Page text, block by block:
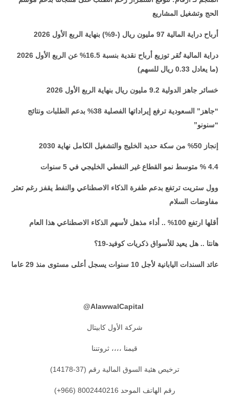
الحج وتشغيل المشاريع
أرباح دراية المالية 97 مليون ريال (-9%) بنهاية الربع الأول 2026
دراية المالية تُقر توزيع أرباح نقدية بنسبة 16.5% عن الربع الأول 2026
(ما يعادل 0.33 ريال للسهم)
خسائر جاهز الدولية 9.2 مليون ريال بنهاية الربع الأول 2026
“جاهز” السعودية ترفع إيراداتها الفصلية 38% بدعم الطلبات ونتائج
“سنونو”
إنجاز 50% من سكة حديد الخليج والتشغيل الكامل نهاية 2030
4.4 % متوسط نمو القطاع غير النفطي الخليجي في 5 سنوات
وول ستريت ترتفع بدعم طفرة الذكاء الاصطناعي والنفط يقفز رغم تعثر
مفاوضات السلام
أقلها ارتفع 100% .. أداء مذهل لأسهم الذكاء الاصطناعي هذا العام
هانتا .. هل يعيد للأسواق ذكريات كوفيد-19؟
عائد السندات اليابانية لأجل 10 سنوات يسجل أعلى مستوى منذ 29 عاما
AlawwalCapital
@
شركة الأول كابيتال
قيمنا ،،،، ثروتننا
ترخيص هئية السوق المالية رقم (37-14178)
رقم الهاتف الموحد 8002440216 (966+)